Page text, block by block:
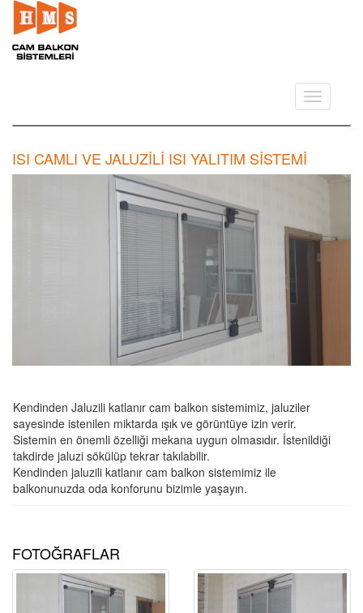
Toggle
navigation
ISI CAMLI VE JALUZİLİ ISI YALITIM SİSTEMİ
Kendinden Jaluzili katlanır cam balkon sistemimiz, jaluziler
sayesinde istenilen miktarda ışık ve görüntüye izin verir.
Sistemin en önemli özelliği mekana uygun olmasıdır. İstenildiği
takdirde jaluzi sökülüp tekrar takılabilir.
Kendinden jaluzili katlanır cam balkon sistemimiz ile
balkonunuzda oda konforunu bizimle yaşayın.
FOTOĞRAFLAR